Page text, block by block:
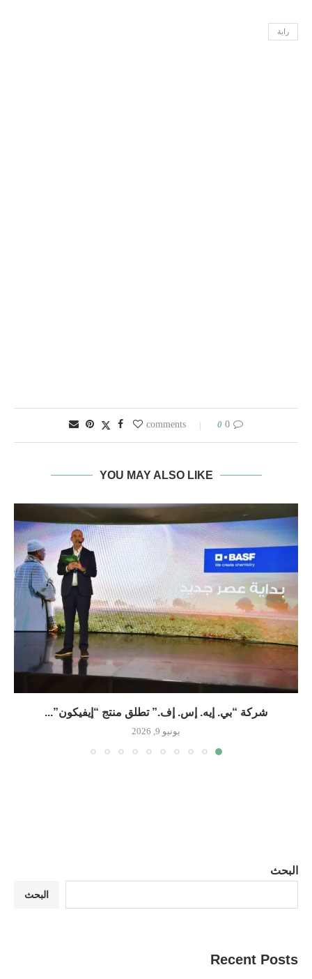
راية
0 comments
0
YOU MAY ALSO LIKE
شركة “بي. إيه. إس. إف.” تطلق منتج “إيفيكون”...
يونيو 9, 2026
البحث
البحث
Recent Posts